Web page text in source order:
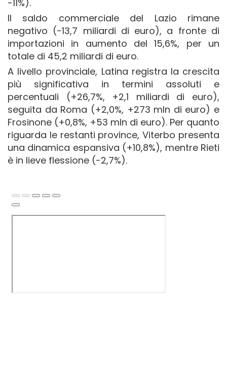
-11%).
Il saldo commerciale del Lazio rimane
negativo (-13,7 miliardi di euro), a fronte di
importazioni in aumento del 15,6%, per un
totale di 45,2 miliardi di euro.
A livello provinciale, Latina registra la crescita
più significativa in termini assoluti e
percentuali (+26,7%, +2,1 miliardi di euro),
seguita da Roma (+2,0%, +273 mln di euro) e
Frosinone (+0,8%, +53 mln di euro). Per quanto
riguarda le restanti province, Viterbo presenta
una dinamica espansiva (+10,8%), mentre Rieti
è in lieve flessione (-2,7%).